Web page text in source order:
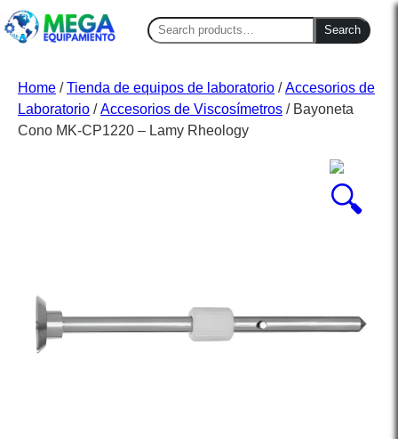
Search
for:
Search
Home /Tienda de equipos de laboratorio /Accesorios de
Laboratorio /Accesorios de Viscosímetros / Bayoneta
Cono MK-CP1220 – Lamy Rheology